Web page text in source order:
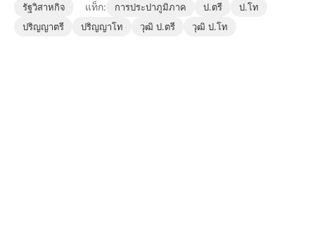
รัฐวิสาหกิจ
แท็ก: การประปาภูมิภาค ป.ตรี
ป.โท
ปริญญาตรี
ปริญญาโท วุฒิ ป.ตรี วุฒิ ป.โท